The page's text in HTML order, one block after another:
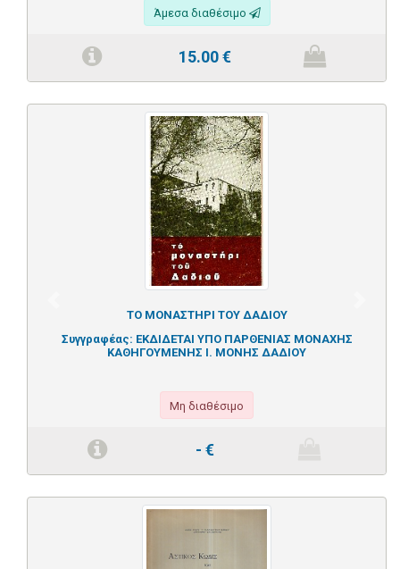
Άμεσα διαθέσιμο
15.00€
ΤΟ ΜΟΝΑΣΤΗΡΙ ΤΟΥ ΔΑΔΙΟΥ
Συγγραφέας: ΕΚΔΙΔΕΤΑΙ ΥΠΟ ΠΑΡΘΕΝΙΑΣ ΜΟΝΑΧΗΣ
ΚΑΘΗΓΟΥΜΕΝΗΣ Ι. ΜΟΝΗΣ ΔΑΔΙΟΥ
Μη διαθέσιμο
- €